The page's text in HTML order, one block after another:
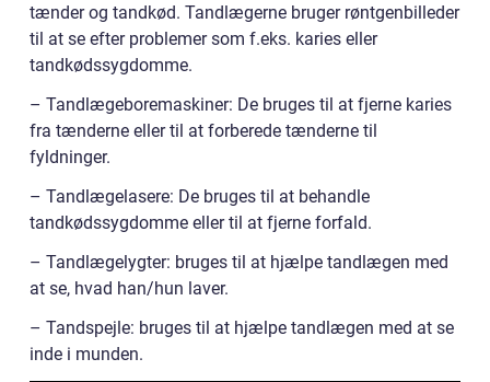
tænder og tandkød. Tandlægerne bruger røntgenbilleder
til at se efter problemer som f.eks. karies eller
tandkødssygdomme.
– Tandlægeboremaskiner: De bruges til at fjerne karies
fra tænderne eller til at forberede tænderne til
fyldninger.
– Tandlægelasere: De bruges til at behandle
tandkødssygdomme eller til at fjerne forfald.
– Tandlægelygter: bruges til at hjælpe tandlægen med
at se, hvad han/hun laver.
– Tandspejle: bruges til at hjælpe tandlægen med at se
inde i munden.